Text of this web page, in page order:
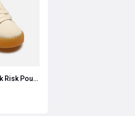
Puma Suede Xl Dark Risk Pour Femme